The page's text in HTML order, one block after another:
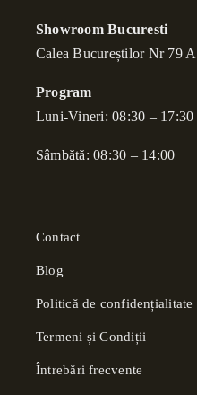
Showroom Bucuresti
Calea Bucureștilor Nr 79 A
Program
Luni-Vineri: 08:30 – 17:30
Sâmbătă: 08:30 – 14:00
Contact
Blog
Politică de confidențialitate
Termeni și Condiții
Întrebări frecvente